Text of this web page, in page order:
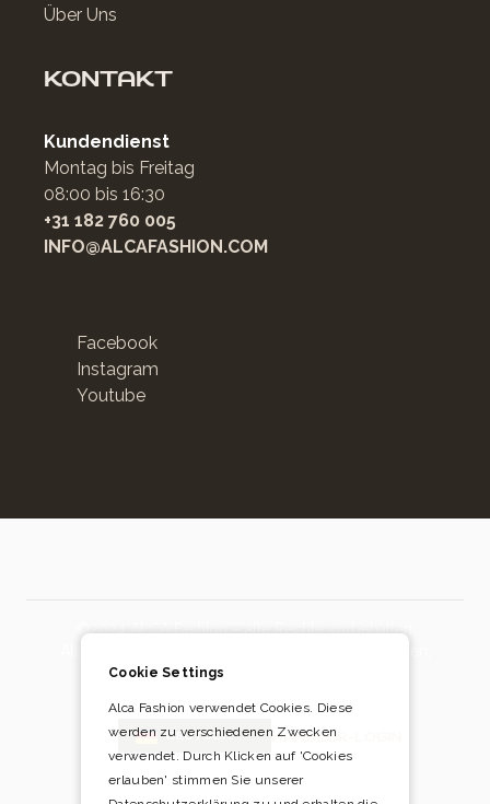
Über Uns
KONTAKT
Kundendienst
Montag bis Freitag
08:00 bis 16:30
+31 182 760 005
INFO@ALCAFASHION.COM
Facebook
Instagram
Youtube
©2024 ALCA Fashion – alle Rechte vorbehalten.
Niederlande
Blog DEUTSCH HÄNDLER-LOGIN
Cookie Settings
Alca Fashion verwendet Cookies. Diese
werden zu verschiedenen Zwecken
verwendet. Durch Klicken auf 'Cookies
erlauben' stimmen Sie unserer